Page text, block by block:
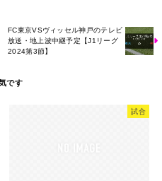
FC東京VSヴィッセル神戸のテレビ
放送・地上波中継予定【J1リーグ
2024第3節】
試合